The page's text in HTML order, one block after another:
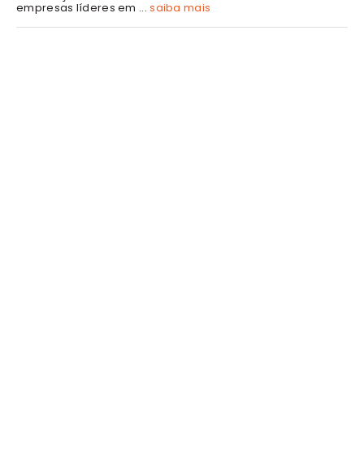
empresas líderes em ...saiba mais